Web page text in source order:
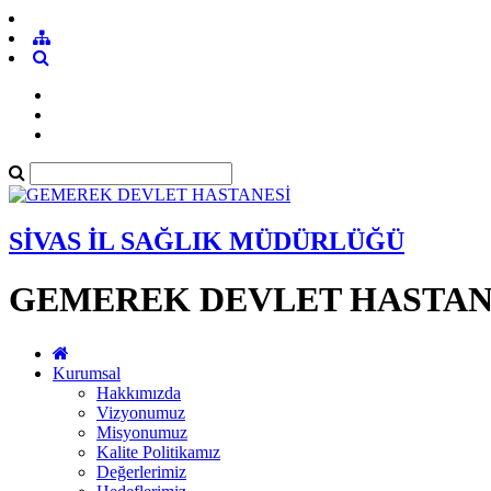
SİVAS İL SAĞLIK MÜDÜRLÜĞÜ
GEMEREK DEVLET
Kurumsal
Hakkımızda
Vizyonumuz
Misyonumuz
Kalite Politikamız
Değerlerimiz